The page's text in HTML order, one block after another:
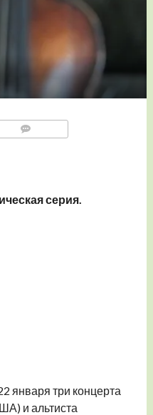
серия.
января три концерта
и альтиста